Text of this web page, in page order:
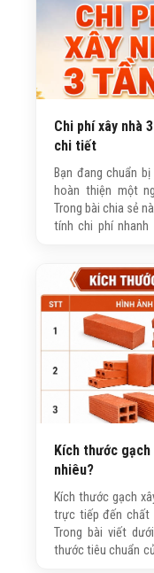
Chi phí xây nhà
chi tiết
Bạn đang chuẩn
hoàn thiện một
Trong bài chia sẻ
tính chi phí
Kích thước
nhiêu?
Kích thước gạch
trực tiếp đến chất
Trong bài viết
thước tiêu chuẩn